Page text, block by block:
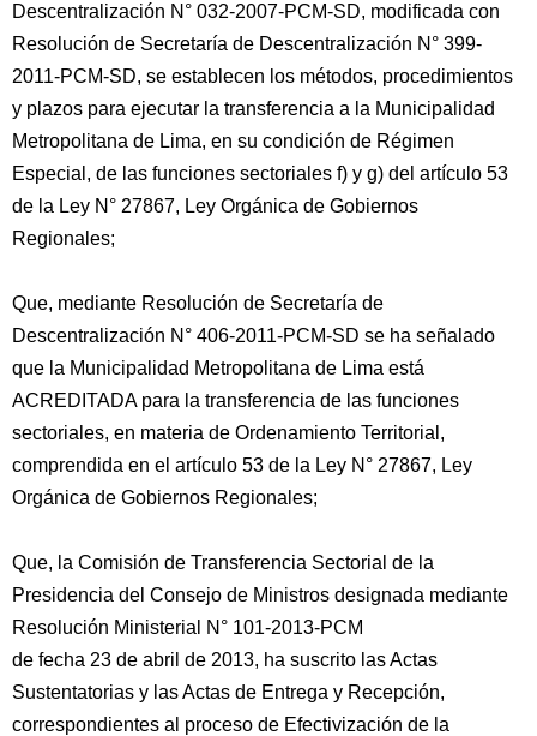
Descentralización N° 032-2007-PCM-SD, modificada con
Resolución de Secretaría de Descentralización N° 399-
2011-PCM-SD, se establecen los métodos, procedimientos
y plazos para ejecutar la transferencia a la Municipalidad
Metropolitana de Lima, en su condición de Régimen
Especial, de las funciones sectoriales f) y g) del artículo 53
de la Ley N° 27867, Ley Orgánica de Gobiernos
Regionales;
Que, mediante Resolución de Secretaría de
Descentralización N° 406-2011-PCM-SD se ha señalado
que la Municipalidad Metropolitana de Lima está
ACREDITADA para la transferencia de las funciones
sectoriales, en materia de Ordenamiento Territorial,
comprendida en el artículo 53 de la Ley N° 27867, Ley
Orgánica de Gobiernos Regionales;
Que, la Comisión de Transferencia Sectorial de la
Presidencia del Consejo de Ministros designada mediante
Resolución Ministerial N° 101-2013-PCM
de fecha 23 de abril de 2013, ha suscrito las Actas
Sustentatorias y las Actas de Entrega y Recepción,
correspondientes al proceso de Efectivización de la